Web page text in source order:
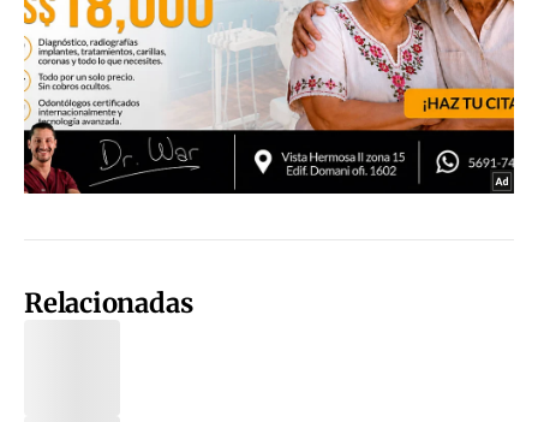
Relacionadas